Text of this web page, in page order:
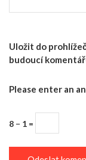
Uložit do
budoucí
Please enter an
8 − 1 =